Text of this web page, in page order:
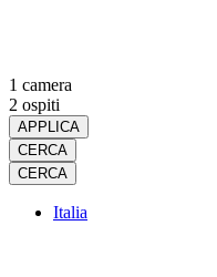
1 camera
2 ospiti
APPLICA
CERCA
CERCA
Italia